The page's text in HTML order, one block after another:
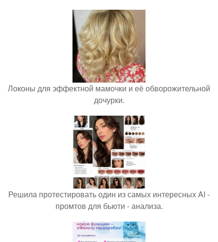
Локоны для эффектной мамочки и её обворожительной
дочурки.
Решила протестировать один из самых интересных AI -
промтов для бьюти - анализа.